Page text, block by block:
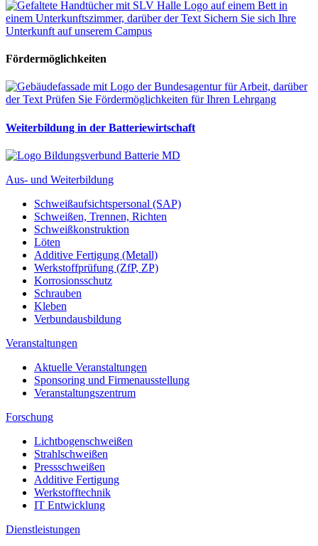
Fördermöglichkeiten
Weiterbildung in der Batteriewirtschaft
Aus- und Weiterbildung
Schweißaufsichtspersonal (SAP)
Schweißen, Trennen, Richten
Schweißkonstruktion
Löten
Additive Fertigung (Metall)
Werkstoffprüfung (ZfP, ZP)
Korrosionsschutz
Schrauben
Kleben
Verbundausbildung
Veranstaltungen
Aktuelle Veranstaltungen
Sponsoring und Firmenausstellung
Veranstaltungszentrum
Forschung
Lichtbogenschweißen
Strahlschweißen
Pressschweißen
Additive Fertigung
Werkstofftechnik
IT Entwicklung
Dienstleistungen